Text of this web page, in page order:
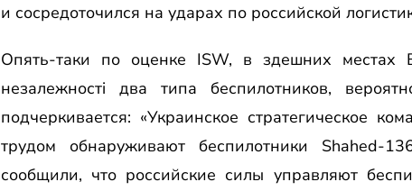
и сосредоточился на ударах по российской
Опять-таки по оценке ISW, в здешних
незалежностi два типа беспилотников,
подчеркивается: «Украинское стратегическое
трудом обнаруживают беспилотники Shahed-
сообщили, что российские силы управляют